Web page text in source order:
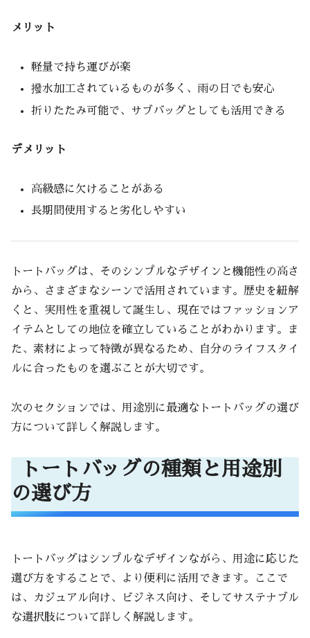
メリット
軽量で持ち運びが楽
撥水加工されているものが多く、雨の日でも安心
折りたたみ可能で、サブバッグとしても活用できる
デメリット
高級感に欠けることがある
長期間使用すると劣化しやすい
トートバッグは、そのシンプルなデザインと機能性の高さ
から、さまざまなシーンで活用されています。歴史を紐解
くと、実用性を重視して誕生し、現在ではファッションア
イテムとしての地位を確立していることがわかります。ま
た、素材によって特徴が異なるため、自分のライフスタイ
ルに合ったものを選ぶことが大切です。
次のセクションでは、用途別に最適なトートバッグの選び
方について詳しく解説します。
トートバッグの種類と用途別
の選び方
トートバッグはシンプルなデザインながら、用途に応じた
選び方をすることで、より便利に活用できます。ここで
は、カジュアル向け、ビジネス向け、そしてサステナブル
な選択肢について詳しく解説します。